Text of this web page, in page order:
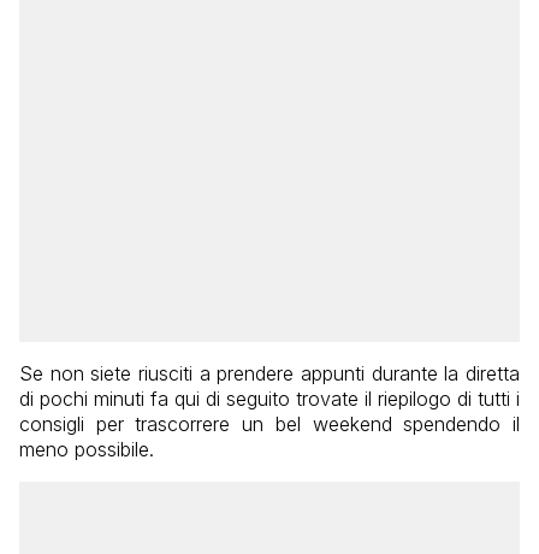
Se non siete riusciti a prendere appunti durante la diretta
di pochi minuti fa qui di seguito trovate il riepilogo di tutti i
consigli per trascorrere un bel weekend spendendo il
meno possibile.